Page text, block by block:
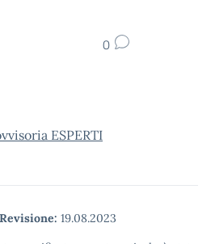
0
ESPERTI
Revisione: 19.08.2023